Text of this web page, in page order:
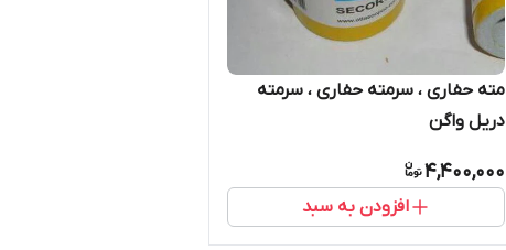
مته حفاری ، سرمته حفاری ، سرمته
دریل واگن
4,400,000
افزودن به سبد